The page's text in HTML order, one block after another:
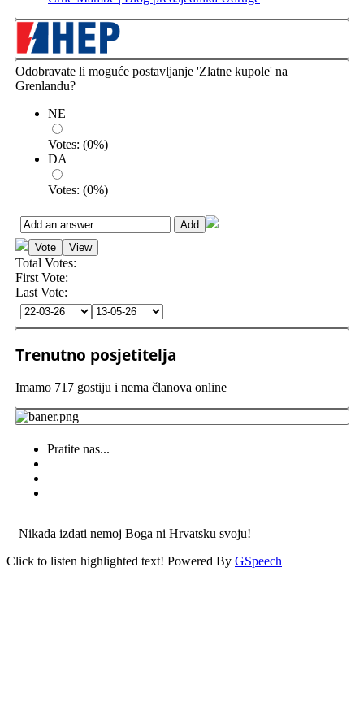
Odobravate li moguće postavljanje 'Zlatne kupole' na
Grenlandu?
NE
Votes: (0%)
DA
Votes: (0%)
Total Votes:
First Vote:
Last Vote:
Trenutno posjetitelja
Imamo 717 gostiju i nema članova online
Pratite nas...
Nikada izdati nemoj Boga ni Hrvatsku svoju!
Click to listen highlighted text! Powered By GSpeech